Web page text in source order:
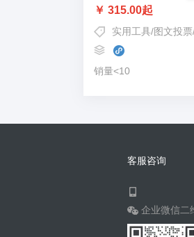
￥ 315.00起
实用工具/图文投票
销量<10
客服咨询
企业微信二